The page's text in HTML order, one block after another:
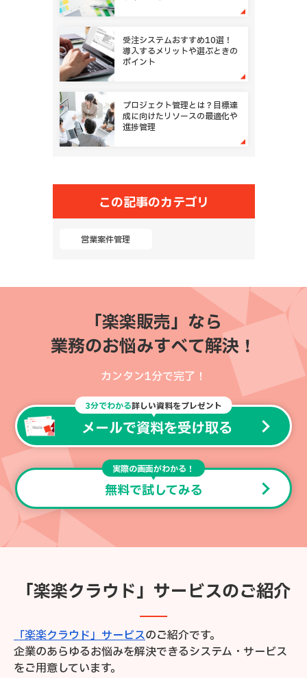
受注システムおすすめ10選！
導入するメリットや選ぶときの
ポイント
プロジェクト管理とは？目標達
成に向けたリソースの最適化や
進捗管理
この記事のカテゴリ
営業案件管理
「楽楽販売」なら
業務のお悩みすべて解決！
カンタン1分で完了！
3分でわかる詳しい資料をプレゼント
メールで資料を受け取る
実際の画面がわかる！
無料で試してみる
「楽楽クラウド」サービスのご紹介
「楽楽クラウド」サービスのご紹介です。
企業のあらゆるお悩みを解決できるシステム・サービス
をご用意しています。